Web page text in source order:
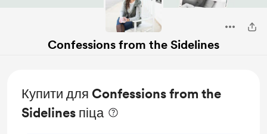
Confessions from the Sidelines
Купити для Confessions from the
Sidelines піца